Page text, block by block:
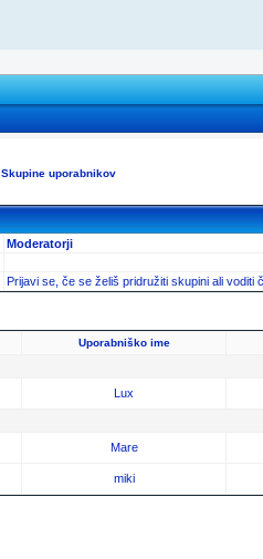
Skupine uporabnikov
Moderatorji
Prijavi se, če se želiš pridružiti skupini ali
Uporabniško ime
Lux
Mare
miki